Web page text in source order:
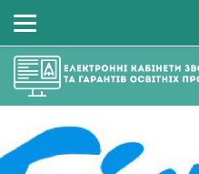
Skip to main content